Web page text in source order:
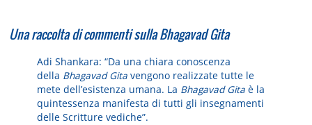
Una raccolta di commenti sulla Bhagavad Gita
Adi Shankara: “Da una chiara conoscenza
della Bhagavad Gita vengono realizzate tutte le
mete dell’esistenza umana. La Bhagavad Gita è la
quintessenza manifesta di tutti gli insegnamenti
delle Scritture vediche”.